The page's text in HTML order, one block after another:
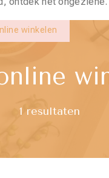
winkelen
1 resultaten